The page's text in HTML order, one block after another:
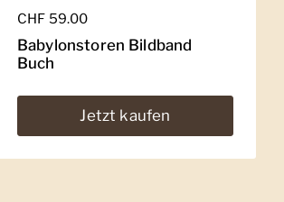
Regulärer Preis
CHF 59.00
Babylonstoren Bildband
Buch
Jetzt kaufen